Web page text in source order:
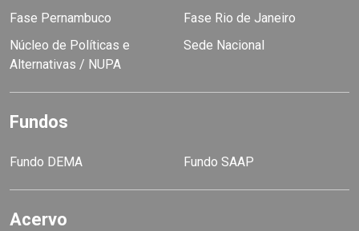
Fase Pernambuco
Fase Rio de Janeiro
Núcleo de Políticas e
Alternativas / NUPA
Sede Nacional
Fundos
Fundo DEMA Fundo SAAP
Acervo